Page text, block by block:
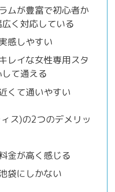
ムが豊富で初心者か
く対応している
感しやすい
レイな女性専用スタ
て通える
くて通いやすい
ス)の2つのデメリッ
金が高く感じる
袋にしかない